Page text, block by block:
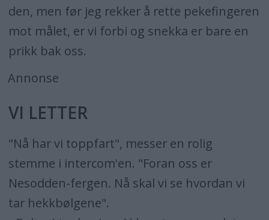
den, men før jeg rekker å rette pekefingeren
mot målet, er vi forbi og snekka er bare en
prikk bak oss.
Annonse
VI LETTER
"Nå har vi toppfart", messer en rolig
stemme i intercom'en. "Foran oss er
Nesodden-fergen. Nå skal vi se hvordan vi
tar hekkbølgene".